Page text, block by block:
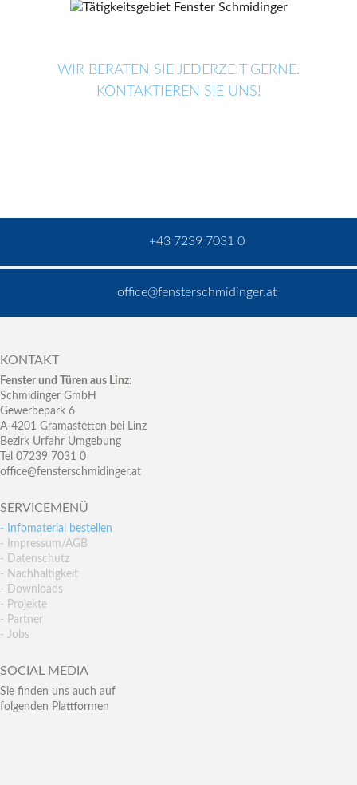
WIR BERATEN SIE JEDERZEIT GERNE.
KONTAKTIEREN SIE UNS!
+43 7239 7031 0
office@fensterschmidinger.at
KONTAKT
Fenster und Türen aus Linz:
Schmidinger GmbH
Gewerbepark 6
A-4201 Gramastetten bei Linz
Bezirk Urfahr Umgebung
Tel 07239 7031 0
office@fensterschmidinger.at
SERVICEMENÜ
- Infomaterial bestellen
- Impressum/AGB
- Datenschutz
- Nachhaltigkeit
- Downloads
- Projekte
- Partner
- Jobs
SOCIAL MEDIA
Sie finden uns auch auf
folgenden Plattformen